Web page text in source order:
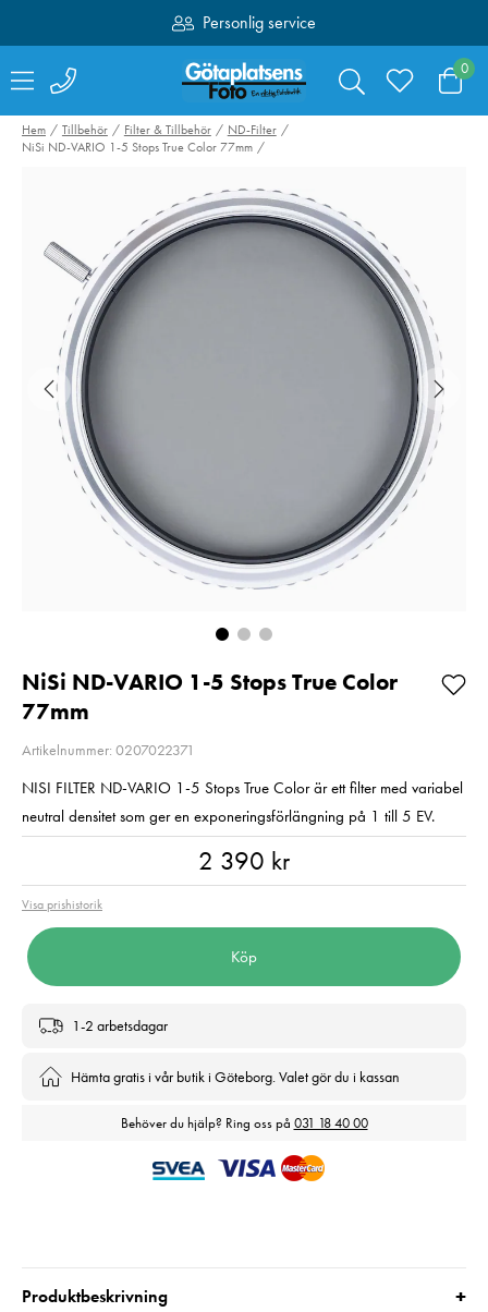
Personlig service
Fri frakt över 1000:-
0
Beställningsvara
Lägg i varukorgen
Kenko Step
58mm
Pris
129 kr
Hem Tillbehör Filter & Tillbehör
ND-Filter
NiSi ND-VARIO 1-5 Stops True Color 77mm
NiSi ND-VARIO 1-5 Stops True Color
77mm
Artikelnummer: 0207022371
NISI FILTER ND-VARIO 1-5 Stops True Color är ett filter med variabel
neutral densitet som ger en exponeringsförlängning på 1 till 5 EV.
2 390 kr
Visa prishistorik
Köp
1-2 arbetsdagar
Hämta gratis i vår butik i Göteborg. Valet gör du i kassan
Behöver du hjälp? Ring oss på 031 18 40 00
Produktbeskrivning +